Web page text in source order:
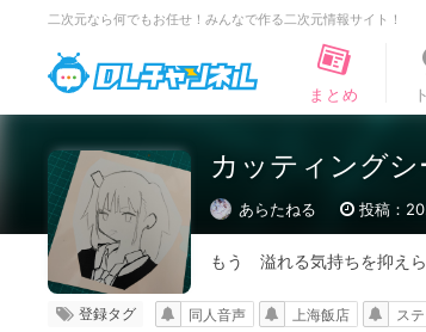
二次元なら何でもお任せ！みんなで作る二次元情報サイト！
DLチャンネル
まとめ
カッティング
あらたねる 投稿：
もう　溢れる気持ちを抑え
登録タグ 同人音声 上海飯店 ス